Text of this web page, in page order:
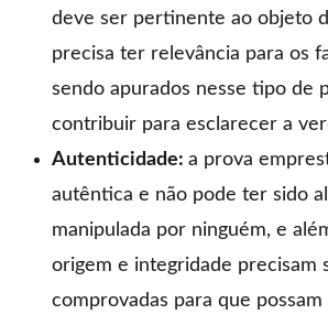
deve ser pertinente ao objeto
precisa ter relevância para os
sendo apurados nesse tipo de
contribuir para esclarecer a
Autenticidade:a prova
autêntica e não pode ter sido
manipulada por ninguém, e
origem e integridade precisam
comprovadas para que